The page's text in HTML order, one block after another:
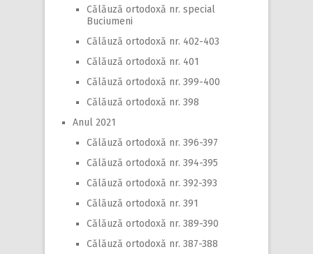
Călăuză ortodoxă nr. special
Buciumeni
Călăuză ortodoxă nr. 402-403
Călăuză ortodoxă nr. 401
Călăuză ortodoxă nr. 399-400
Călăuză ortodoxă nr. 398
Anul 2021
Călăuză ortodoxă nr. 396-397
Călăuză ortodoxă nr. 394-395
Călăuză ortodoxă nr. 392-393
Călăuză ortodoxă nr. 391
Călăuză ortodoxă nr. 389-390
Călăuză ortodoxă nr. 387-388